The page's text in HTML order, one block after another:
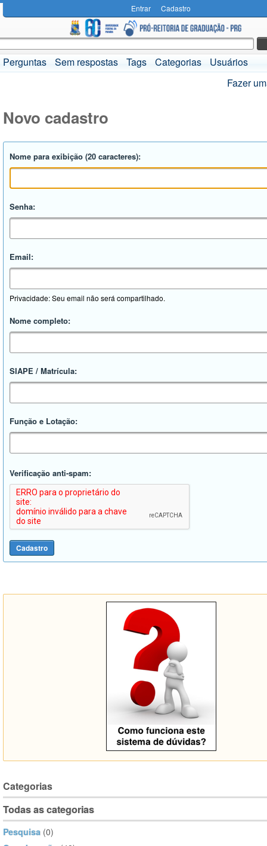
Entrar Cadastro
Perguntas Sem respostas Tags Categorias
Usuários
Fazer
Novo cadastro
Nome para exibição (20 caracteres):
Senha:
Email:
Privacidade: Seu email não será compartilhado.
Nome completo:
SIAPE / Matrícula:
Função e Lotação:
Verificação anti-spam:
Categorias
Todas as categorias
Pesquisa (0)